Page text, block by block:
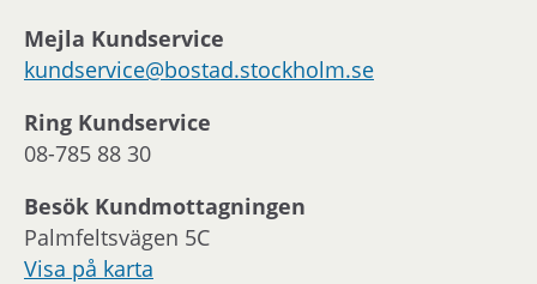
Mejla Kundservice
kundservice@bostad.stockholm.se
Ring Kundservice
08-785 88 30
Besök Kundmottagningen
Palmfeltsvägen 5C
Visa på karta